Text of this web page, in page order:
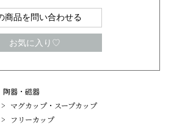
商品を問い合わせる
お気に入り♡
陶器・磁器
> マグカップ・スープカップ
>
フリーカップ